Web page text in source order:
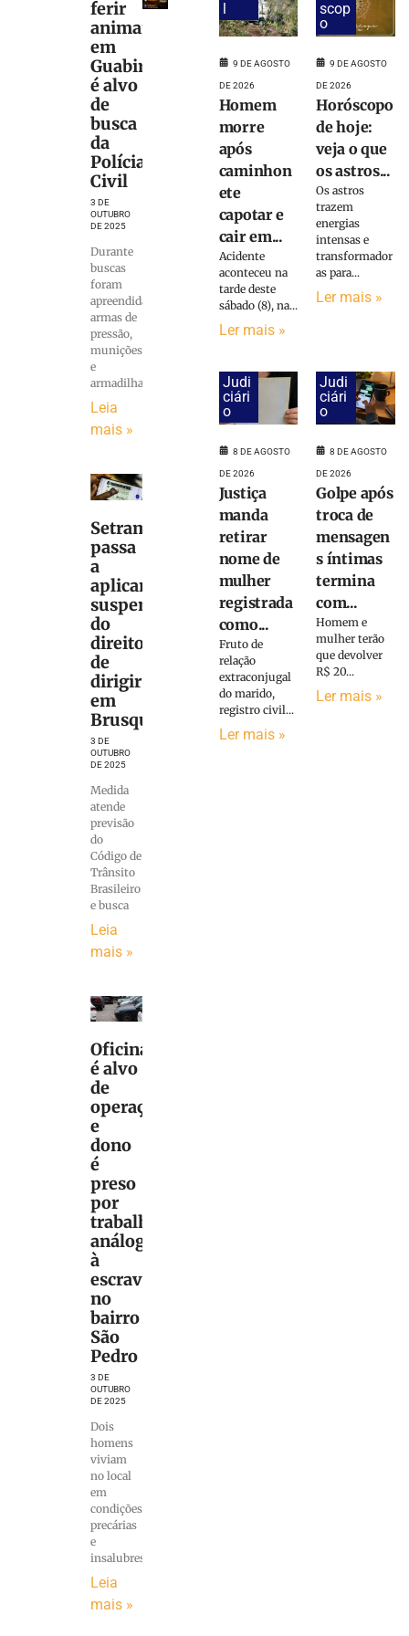
ferir
animais
em
Guabiruba
é alvo
de
busca
da
Polícia
Civil
3 DE
OUTUBRO
DE 2025
Durante
buscas
foram
apreendidas
armas de
pressão,
munições
e
armadilha
Leia
mais »
Setram
passa
a
aplicar
suspensão
do
direito
de
dirigir
em
Brusque
3 DE
OUTUBRO
DE 2025
Medida
atende
previsão
do
Código de
Trânsito
Brasileiro
e busca
Leia
mais »
Oficina
é alvo
de
operação
e
dono
é
preso
por
trabalho
análogo
à
escravidão
no
bairro
São
Pedro
3 DE
OUTUBRO
DE 2025
Dois
homens
viviam
no local
em
condições
precárias
e
insalubres,
Leia
mais »
9 DE AGOSTO
DE 2026
Homem
morre
após
caminhon
ete
capotar e
cair em...
Acidente
aconteceu na
tarde deste
sábado (8), na...
Ler mais »
scop
o
9 DE AGOSTO
DE 2026
Horóscopo
de hoje:
veja o que
os astros...
Os astros
trazem
energias
intensas e
transformador
as para...
Ler mais »
Judi
ciári
o
8 DE AGOSTO
DE 2026
Justiça
manda
retirar
nome de
mulher
registrada
como...
Fruto de
relação
extraconjugal
do marido,
registro civil...
Ler mais »
Judi
ciári
o
8 DE AGOSTO
DE 2026
Golpe após
troca de
mensagen
s íntimas
termina
com...
Homem e
mulher terão
que devolver
R$ 20...
Ler mais »